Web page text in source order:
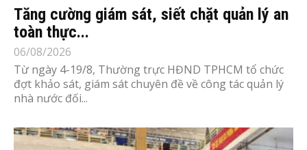
Tăng cường giám sát, siết chặt quản lý an
toàn thực...
06/08/2026
Từ ngày 4-19/8, Thường trực HĐND TPHCM tổ chức
đợt khảo sát, giám sát chuyên đề về công tác quản lý
nhà nước đối...